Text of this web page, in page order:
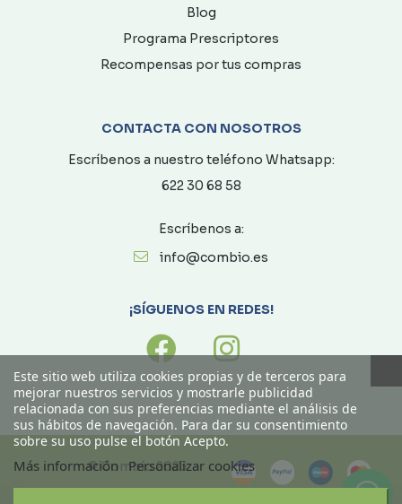
Blog
Programa Prescriptores
Recompensas por tus compras
CONTACTA CON NOSOTROS
Escríbenos a nuestro teléfono Whatsapp:
622 30 68 58
Escríbenos a:
info@combio.es
¡SÍGUENOS EN REDES!
Este sitio web utiliza cookies propias y de terceros para
mejorar nuestros servicios y mostrarle publicidad
relacionada con sus preferencias mediante el análisis de
sus hábitos de navegación. Para dar su consentimiento
sobre su uso pulse el botón Acepto.
Más información Personalizar cookies
© Combío 2023